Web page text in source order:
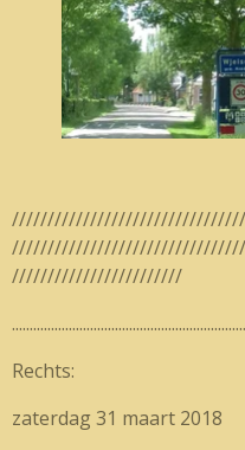
////////////////////////
Rechts:
zaterdag 31 maart 2018